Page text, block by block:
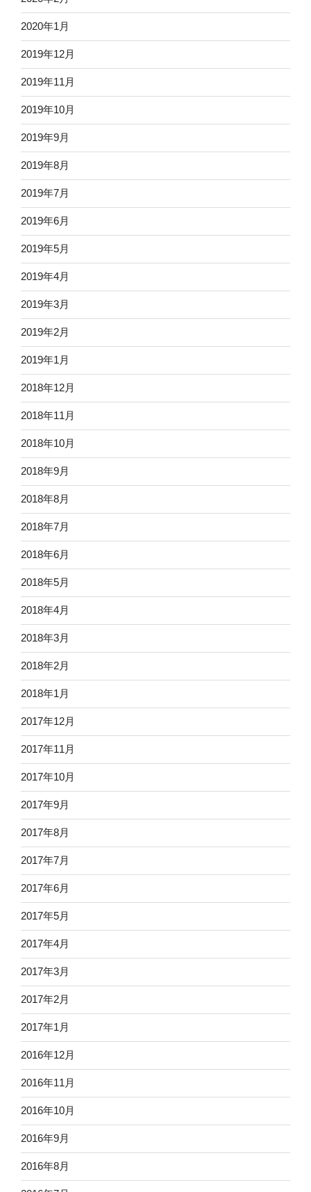
2020年1月
2019年12月
2019年11月
2019年10月
2019年9月
2019年8月
2019年7月
2019年6月
2019年5月
2019年4月
2019年3月
2019年2月
2019年1月
2018年12月
2018年11月
2018年10月
2018年9月
2018年8月
2018年7月
2018年6月
2018年5月
2018年4月
2018年3月
2018年2月
2018年1月
2017年12月
2017年11月
2017年10月
2017年9月
2017年8月
2017年7月
2017年6月
2017年5月
2017年4月
2017年3月
2017年2月
2017年1月
2016年12月
2016年11月
2016年10月
2016年9月
2016年8月